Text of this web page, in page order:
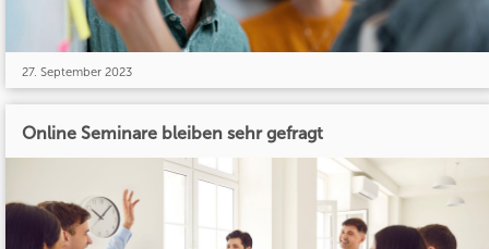
27. September 2023
Online Seminare bleiben sehr gefragt